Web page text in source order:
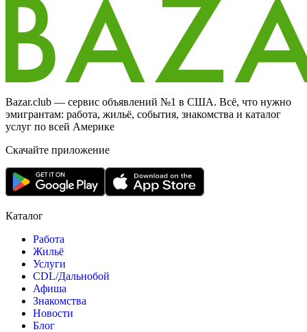
Bazar.club — сервис объявлений №1 в США. Всё, что нужно
эмигрантам: работа, жильё, события, знакомства и каталог
услуг по всей Америке
Скачайте приложение
Каталог
Работа
Жильё
Услуги
CDL/Дальнобой
Афиша
Знакомства
Новости
Блог